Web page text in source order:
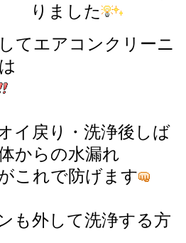
りました
てエアコンクリーニ
イ戻り・洗浄後しば
からの水漏れ
これで防げます
も外して洗浄する方